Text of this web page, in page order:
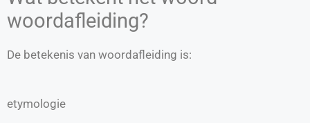
woordafleiding?
De betekenis van woordafleiding is:
etymologie